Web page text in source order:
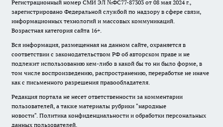
Регистрационный номер СМИ ЭЛ №ФС77-87303 от 08 мая 2024 г.,
зарегистрировано Федеральной службой по надзору в сфере связи,
информационных технологий и массовых коммуникаций.
Возрастная категория сайта 16+.
Вся информация, размещенная на данном сайте, охраняется в
соответствии с законодательством РФ об авторском праве и не
подлежит использованию кем-либо в какой бы то ни было форме, в
том числе воспроизведению, распространению, переработке не иначе
как с письменного разрешения правообладателя.
Редакция портала не несет ответственности за комментарии
пользователей, а также материалы рубрики "народные
новости". Политика конфиденциальности и обработки персональных
данных пользователей.